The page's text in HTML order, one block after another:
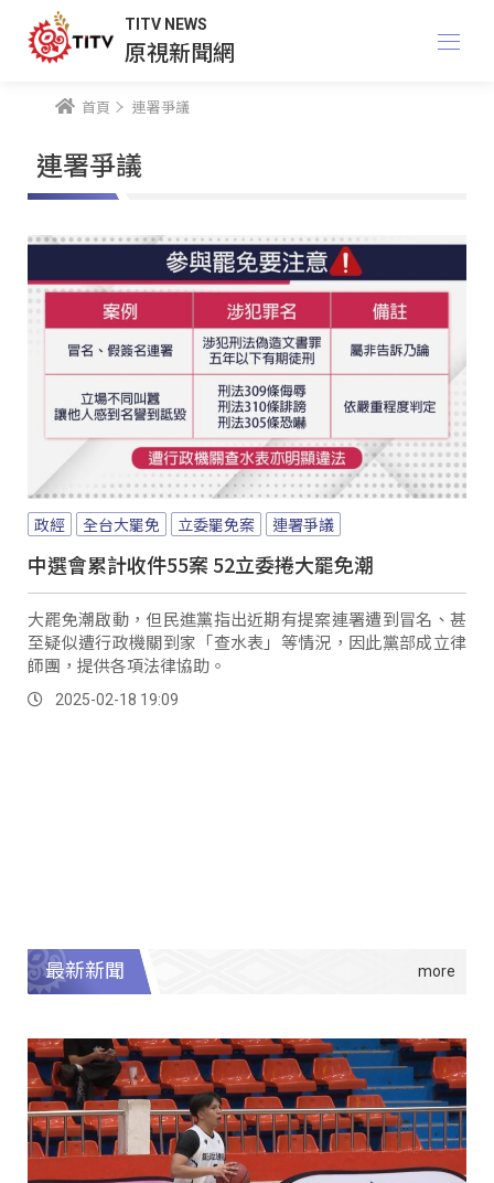
TITV NEWS
原視新聞網
首頁 連署爭議
連署爭議
政經 全台大罷免 立委罷免案 連署爭議
中選會累計收件55案 52立委捲大罷免潮
大罷免潮啟動，但民進黨指出近期有提案連署遭到冒名、甚
至疑似遭行政機關到家「查水表」等情況，因此黨部成立律
師團，提供各項法律協助。
2025-02-18 19:09
最新新聞